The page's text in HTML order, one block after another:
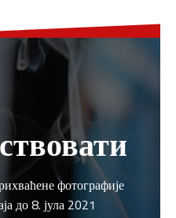
фотографије
до 8. јула 2021